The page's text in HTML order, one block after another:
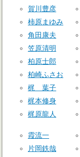
賀川豊彦
柿原まゆみ
角田康夫
笠原清明
柏原士郎
柏崎ふさお
梶 葉子
梶本修身
梶原龍人
霞流一
片岡鉄哉